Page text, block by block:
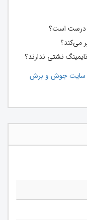
سایت جوش و برش